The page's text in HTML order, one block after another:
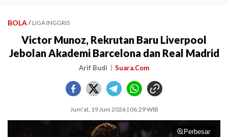
BOLA / LIGA INGGRIS
Victor Munoz, Rekrutan Baru Liverpool
Jebolan Akademi Barcelona dan Real Madrid
Arif Budi Suara.Com
Jum'at, 19 Juni 2026 | 06:29 WIB
Perbesar